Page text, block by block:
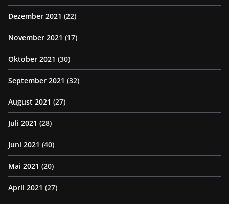
Dezember 2021 (22)
November 2021 (17)
Oktober 2021 (30)
September 2021 (32)
August 2021 (27)
Juli 2021 (28)
Juni 2021 (40)
Mai 2021 (20)
April 2021 (27)